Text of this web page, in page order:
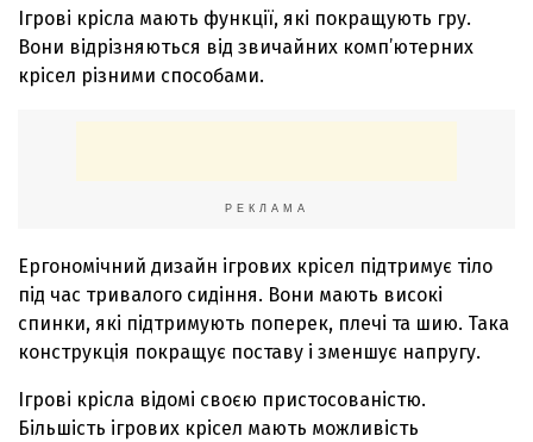
Ігрові крісла мають функції, які покращують гру.
Вони відрізняються від звичайних комп’ютерних
крісел різними способами.
РЕКЛАМА
Ергономічний дизайн ігрових крісел підтримує тіло
під час тривалого сидіння. Вони мають високі
спинки, які підтримують поперек, плечі та шию. Така
конструкція покращує поставу і зменшує напругу.
Ігрові крісла відомі своєю пристосованістю.
Більшість ігрових крісел мають можливість